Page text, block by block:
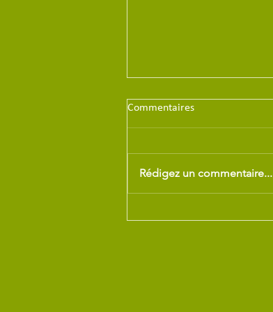
Commentaires
Rédigez un commentaire...